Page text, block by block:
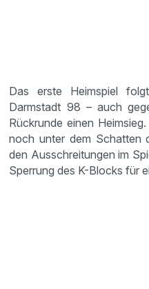
Das erste Heimspiel
Darmstadt 98 – auch
Rückrunde einen
noch unter dem Schatten
den Ausschreitungen im
Sperrung des K-Blocks für